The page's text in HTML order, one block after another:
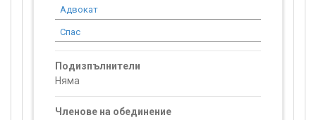
Адвокат
Спас
Подизпълнители
Няма
Членове на обединение